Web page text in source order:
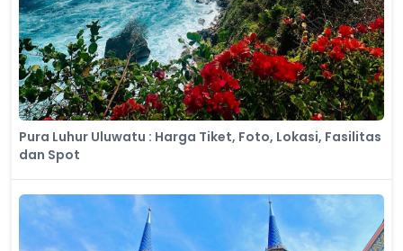
Pura Luhur Uluwatu : Harga Tiket, Foto, Lokasi, Fasilitas
dan Spot